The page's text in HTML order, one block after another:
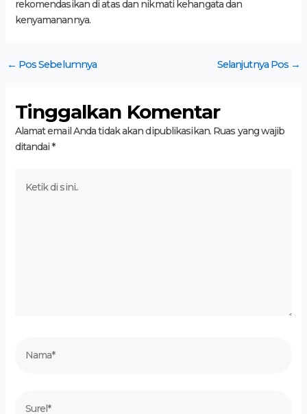
rekomendasikan di atas dan nikmati kehangata dan
kenyamanannya.
← Pos Sebelumnya Selanjutnya Pos →
Tinggalkan Komentar
Alamat email Anda tidak akan dipublikasikan. Ruas yang wajib
ditandai*